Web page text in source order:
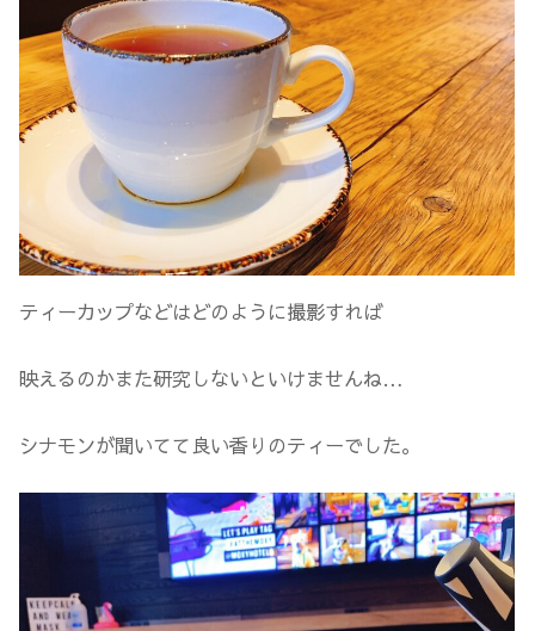
ティーカップなどはどのように撮影すれば
映えるのかまた研究しないといけませんね…
シナモンが聞いてて良い香りのティーでした。